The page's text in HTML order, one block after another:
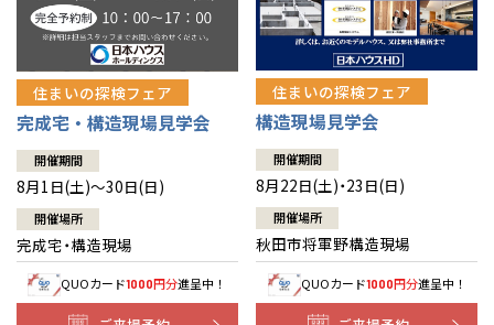
住まいの探検フェア
完成宅・構造現場見学会
開催期間
8月1日(土)～30日(日)
開催場所
完成宅・構造現場
QUOカード1000円分進呈中！
住まいの探検フェア
構造現場見学会
開催期間
8月22日(土)・23日(日)
開催場所
秋田市将軍野構造現場
QUOカード1000円分進呈中！
山口
徳島
高知
鹿児島
長崎
沖縄